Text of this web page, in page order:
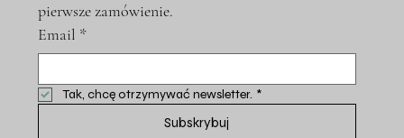
pierwsze zamówienie.
Email *
Tak, chcę otrzymywać newsletter. *
Subskrybuj